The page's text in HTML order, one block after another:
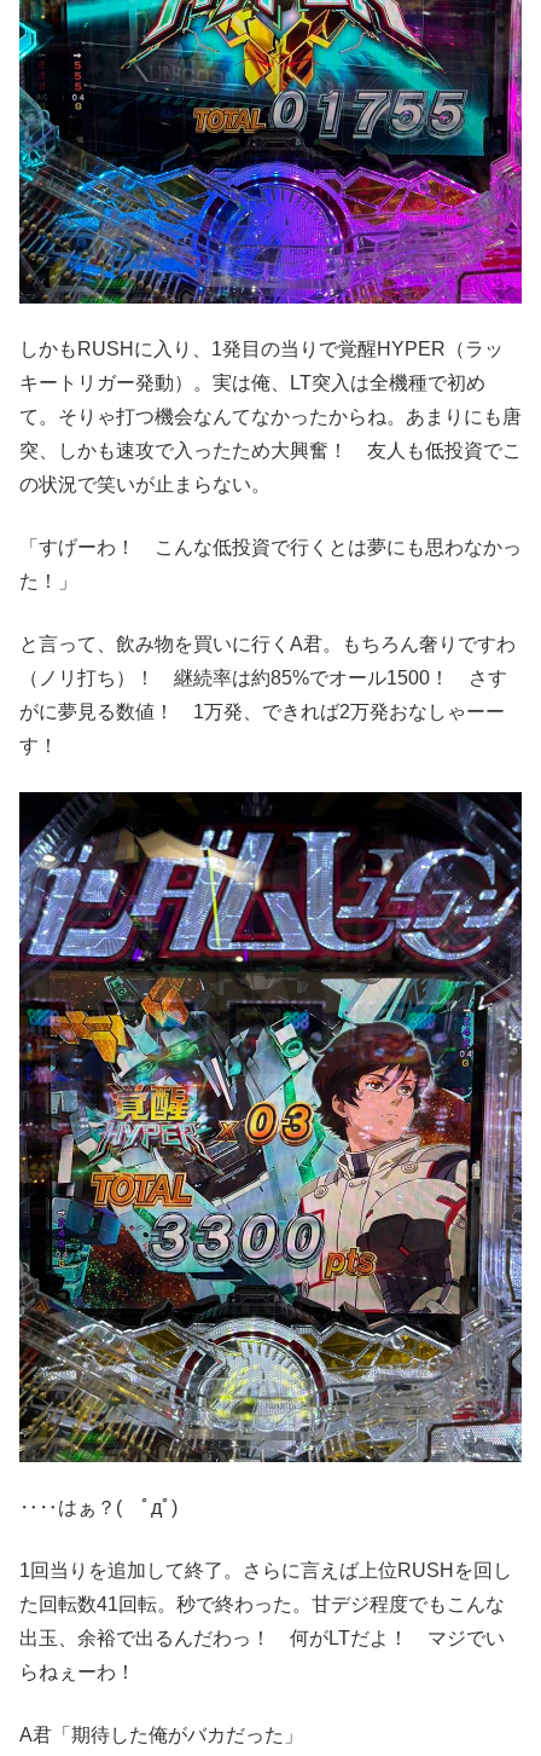
しかもRUSHに入り、1発目の当りで覚醒HYPER（ラッ
キートリガー発動）。実は俺、LT突入は全機種で初め
て。そりゃ打つ機会なんてなかったからね。あまりにも唐
突、しかも速攻で入ったため大興奮！ 友人も低投資でこ
の状況で笑いが止まらない。
「すげーわ！ こんな低投資で行くとは夢にも思わなかっ
た！」
と言って、飲み物を買いに行くA君。もちろん奢りですわ
（ノリ打ち）！ 継続率は約85%でオール1500！ さす
がに夢見る数値！ 1万発、できれば2万発おなしゃーー
す！
‥‥はぁ？( ﾟдﾟ)
1回当りを追加して終了。さらに言えば上位RUSHを回し
た回転数41回転。秒で終わった。甘デジ程度でもこんな
出玉、余裕で出るんだわっ！ 何がLTだよ！ マジでい
らねぇーわ！
A君「期待した俺がバカだった」